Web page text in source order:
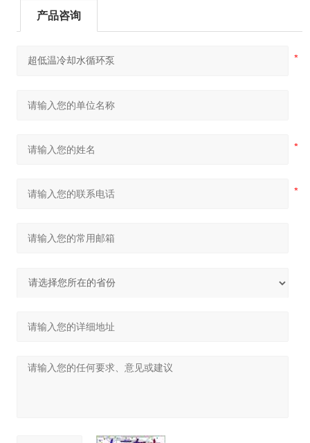
产品咨询